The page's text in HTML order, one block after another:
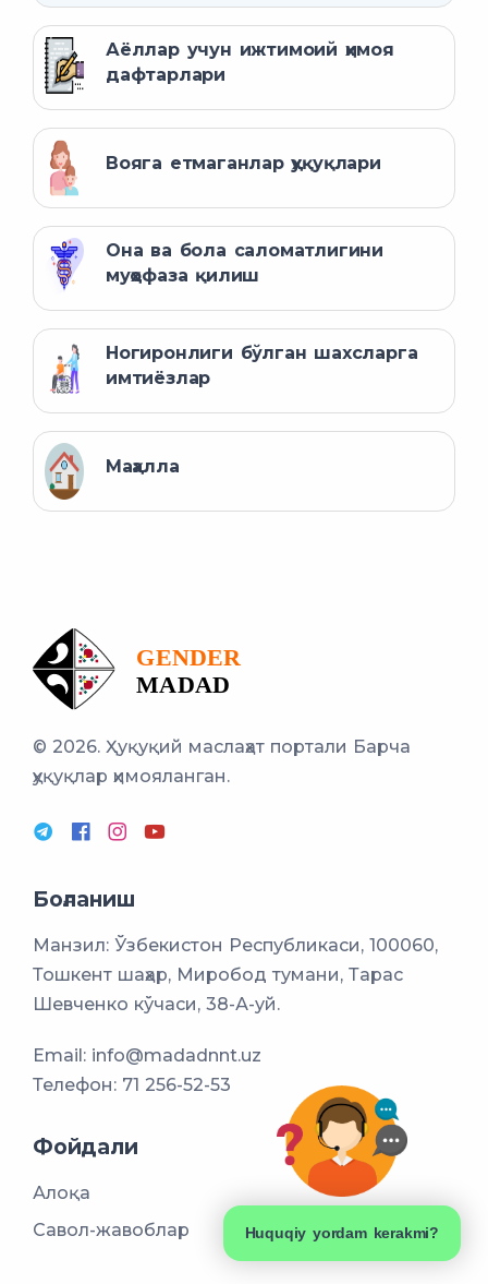
Аёллар учун ижтимоий ҳимоя
дафтарлари
Вояга етмаганлар ҳуқуқлари
Она ва бола саломатлигини
муҳофаза қилиш
Ногиронлиги бўлган шахсларга
имтиёзлар
Маҳалла
© 2026. Ҳуқуқий маслаҳат портали Барча
ҳуқуқлар ҳимояланган.
Боғланиш
Манзил: Ўзбекистон Республикаси, 100060,
Тошкент шаҳар, Миробод тумани, Тарас
Шевченко кўчаси, 38-А-уй.
Email: info@madadnnt.uz
Телефон: 71 256-52-53
Фойдали
Алоқа
Савол-жавоблар
Huquqiy yordam kerakmi?